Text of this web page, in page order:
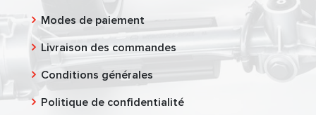
Modes de paiement
Livraison des commandes
Conditions générales
Politique de confidentialité